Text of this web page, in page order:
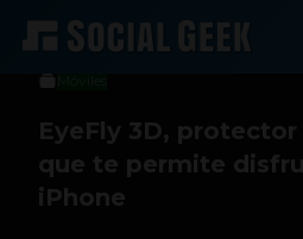
Luis C. C. Rodríguez
10 de abril de
EyeFly 3D,
que te permite
iPhone